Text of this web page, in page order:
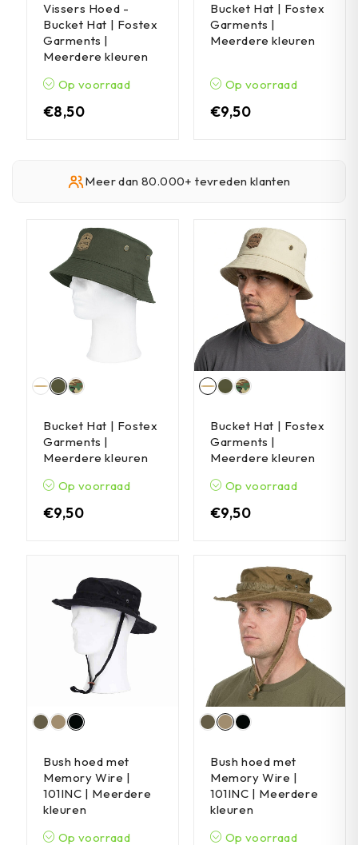
Vissers Hoed -
Bucket Hat | Fostex
Garments |
Meerdere kleuren
Op voorraad
€8,50
Bucket Hat | Fostex
Garments |
Meerdere kleuren
Op voorraad
€9,50
Meer dan 80.000+ tevreden klanten
Bucket Hat | Fostex
Garments |
Meerdere kleuren
Op voorraad
€9,50
Bucket Hat | Fostex
Garments |
Meerdere kleuren
Op voorraad
€9,50
Bush hoed met
Memory Wire |
101INC | Meerdere
kleuren
Op voorraad
Bush hoed met
Memory Wire |
101INC | Meerdere
kleuren
Op voorraad